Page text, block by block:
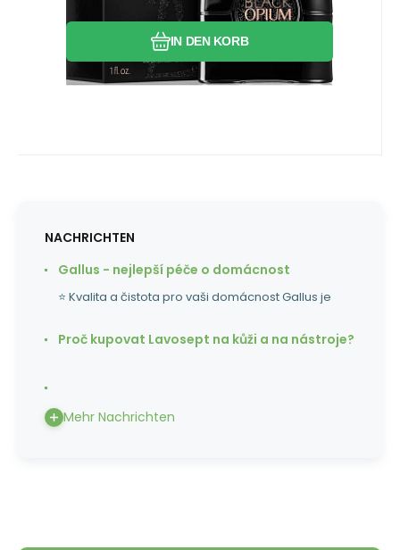
IN DEN KORB
NACHRICHTEN
Gallus - nejlepší péče o domácnost
⭐ Kvalita a čistota pro vaši domácnost Gallus je
Proč kupovat Lavosept na kůži a na nástroje?
Mehr Nachrichten